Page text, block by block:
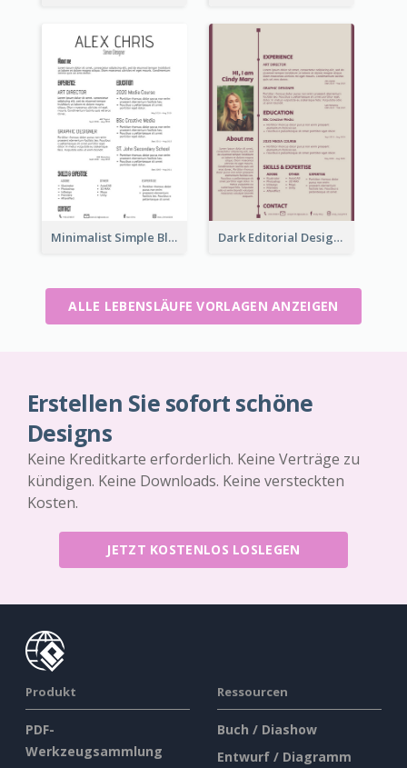
Minimalist Simple Black Resume Dark Editorial Designer Resume
ALLE LEBENSLÄUFE VORLAGEN ANZEIGEN
Erstellen Sie sofort schöne
Designs
Keine Kreditkarte erforderlich. Keine Verträge zu
kündigen. Keine Downloads. Keine versteckten
Kosten.
JETZT KOSTENLOS LOSLEGEN
Produkt
PDF-
Werkzeugsammlung
Ressourcen
Buch / Diashow
Entwurf / Diagramm